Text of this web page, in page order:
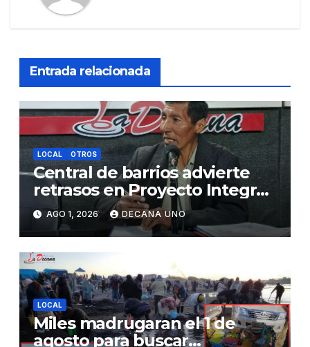
Entrada relacionada
LOCAL OTROS
Central de barrios advierte
retrasos en Proyecto Integral
de Agua y Alcantarillado para
Juliaca
AGO 1, 2026 DECANA UNO
LOCAL
Miles madrugaran el 1 de
agosto para buscar